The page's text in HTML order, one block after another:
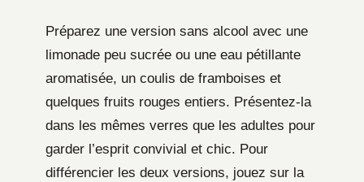
Préparez une version sans alcool avec une
limonade peu sucrée ou une eau pétillante
aromatisée, un coulis de framboises et
quelques fruits rouges entiers. Présentez-la
dans les mêmes verres que les adultes pour
garder l’esprit convivial et chic. Pour
différencier les deux versions, jouez sur la